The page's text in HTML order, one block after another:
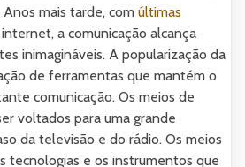
mais tarde, com últimas
a comunicação alcança
inimagináveis. A popularização da
de ferramentas que mantém o
comunicação. Os meios de
voltados para uma grande
da televisão e do rádio. Os meios
tecnologias e os instrumentos que